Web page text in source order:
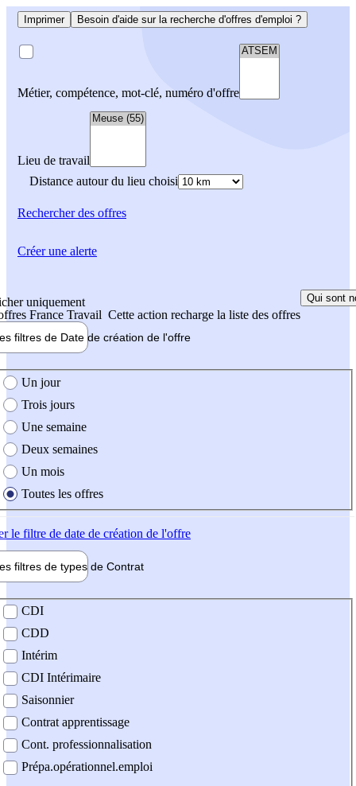
Imprimer Besoin d'aide sur la recherche d'offres d'emploi ?
Métier, compétence, mot-clé, numéro d'offre
Lieu de travail
Distance autour du lieu choisi
Rechercherdes offres
uniquement
France Travail Cette action recharge la liste des offres
Qui sont
filtres de Date de création de l'offre
création de l'offre
Un jour
Trois jours
Une semaine
Deux semaines
Un mois
Toutes les offres
le filtre de date de création de l'offre
filtres de types de Contrat
contrat
CDI
CDD
Intérim
CDI Intérimaire
Saisonnier
Contrat apprentissage
Cont. professionnalisation
Prépa.opérationnel.emploi
Créer une alerte